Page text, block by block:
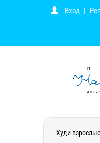
Вход |
Худи